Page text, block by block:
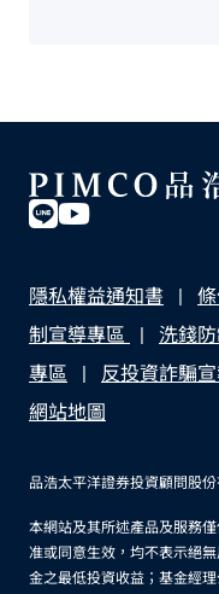
隱私權益通知書
制宣導專區
洗錢
專區
反投資詐騙
網站地圖
品浩太平洋證券投資顧問股
本網站及其所述產品及服務
准或同意生效，均不表示絕
金之最低投資收益；基金經